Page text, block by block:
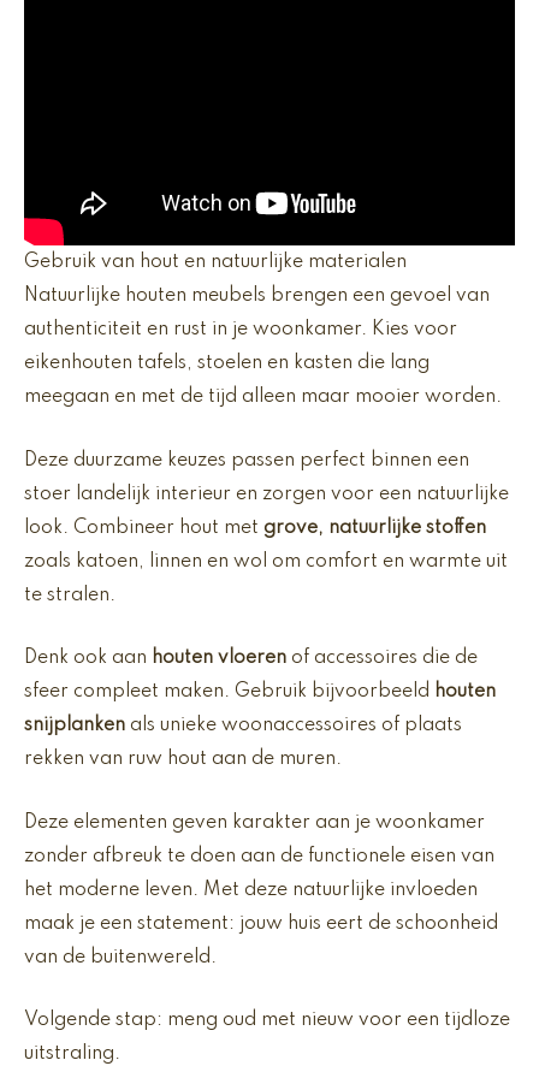
Gebruik van hout en natuurlijke materialen
Natuurlijke houten meubels brengen een gevoel van
authenticiteit en rust in je woonkamer. Kies voor
eikenhouten tafels, stoelen en kasten die lang
meegaan en met de tijd alleen maar mooier worden.
Deze duurzame keuzes passen perfect binnen een
stoer landelijk interieur en zorgen voor een natuurlijke
look. Combineer hout met grove, natuurlijke stoffen
zoals katoen, linnen en wol om comfort en warmte uit
te stralen.
Denk ook aan houten vloeren of accessoires die de
sfeer compleet maken. Gebruik bijvoorbeeld houten
snijplanken als unieke woonaccessoires of plaats
rekken van ruw hout aan de muren.
Deze elementen geven karakter aan je woonkamer
zonder afbreuk te doen aan de functionele eisen van
het moderne leven. Met deze natuurlijke invloeden
maak je een statement: jouw huis eert de schoonheid
van de buitenwereld.
Volgende stap: meng oud met nieuw voor een tijdloze
uitstraling.